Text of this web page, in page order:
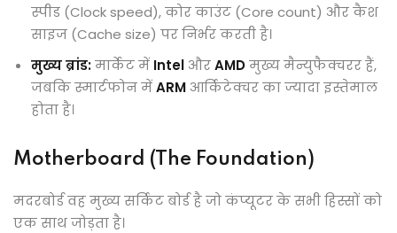
स्पीड (Clock speed), कोर काउंट (Core count) और कैश
साइज (Cache size) पर निर्भर करती है।
मुख्य ब्रांड:मार्केट में Intel औरAMDमुख्य मैन्युफैक्चरर हैं,
जबकि स्मार्टफोन मेंARM आर्किटेक्चर का ज्यादा इस्तेमाल
होता है।
Motherboard (The Foundation)
मदरबोर्ड वह मुख्य सर्किट बोर्ड है जो कंप्यूटर के सभी हिस्सों को
एक साथ जोड़ता है।